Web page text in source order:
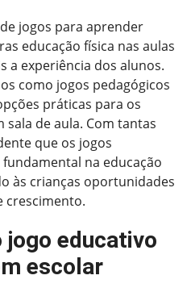
jogos para aprender
educação física nas aulas
a experiência dos alunos.
como jogos pedagógicos
práticas para os
de aula. Com tantas
que os jogos
na educação
às crianças oportunidades
crescimento.
educativo
escolar